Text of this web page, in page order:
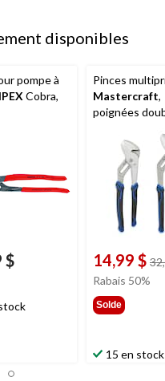
disponibles
pompe à
Cobra,
$
Pinces
Mastercraft,
poignées
confortables,
antirouille,
14,99 $
Rabais 50%
Solde
15 en stock